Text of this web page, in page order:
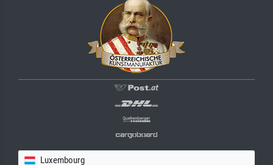
Luxembourg